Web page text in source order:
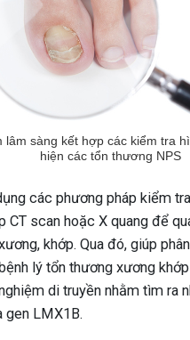
lâm sàng kết hợp các kiểm tra
hiện các tổn thương NPS
các phương pháp kiểm
CT scan hoặc X quang để
khớp. Qua đó, giúp
lý tổn thương xương
di truyền nhằm tìm ra
gen LMX1B.